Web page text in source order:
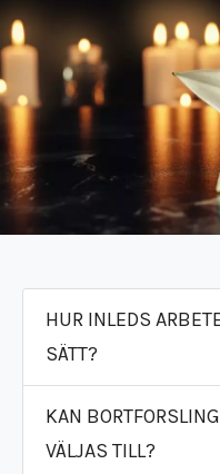
HUR INLEDS
SÄTT?
Vid Dödsbo i
lugn genomgång
KAN
VÄLJAS TILL?